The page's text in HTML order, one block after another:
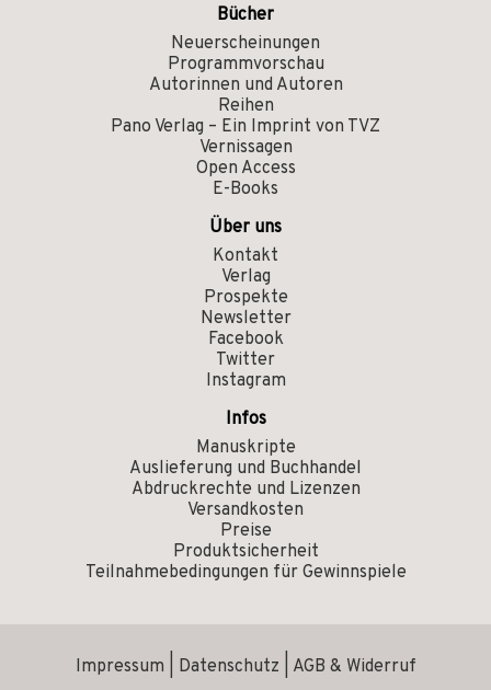
Bücher
Neuerscheinungen
Programmvorschau
Autorinnen und Autoren
Reihen
Pano Verlag – Ein Imprint von TVZ
Vernissagen
Open Access
E-Books
Über uns
Kontakt
Verlag
Prospekte
Newsletter
Facebook
Twitter
Instagram
Infos
Manuskripte
Auslieferung und Buchhandel
Abdruckrechte und Lizenzen
Versandkosten
Preise
Produktsicherheit
Teilnahmebedingungen für Gewinnspiele
Impressum Datenschutz AGB & Widerruf